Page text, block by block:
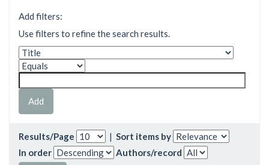
Add filters:
Use filters to refine the search results.
Results/Page | Sort items by
In order
Authors/record